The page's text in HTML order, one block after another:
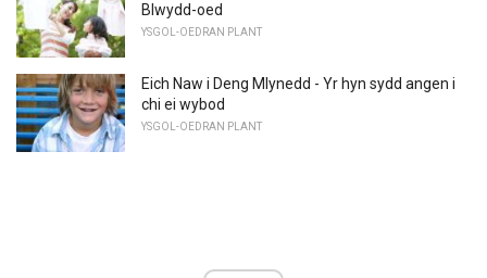
Blwydd-oed
YSGOL-OEDRAN PLANT
Eich Naw i Deng Mlynedd - Yr hyn sydd angen i
chi ei wybod
YSGOL-OEDRAN PLANT